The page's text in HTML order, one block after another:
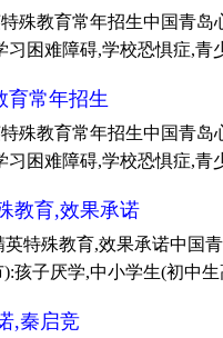
殊教育常年招生中国青岛
困难障碍,学校恐惧症,
育常年招生
殊教育常年招生中国青岛
困难障碍,学校恐惧症,
教育,效果承诺
特殊教育,效果承诺中国
孩子厌学,中小学生(初中
,秦启竞